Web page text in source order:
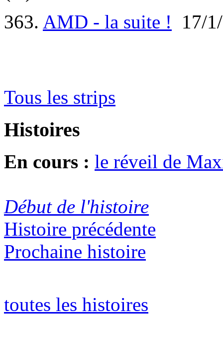
363. AMD - la suite ! 17/
Tous les strips
Histoires
En cours : le réveil de
Début de l'histoire
Histoire précédente
Prochaine histoire
toutes les histoires